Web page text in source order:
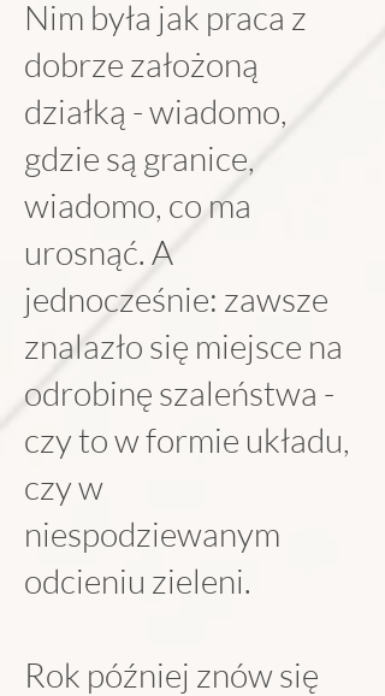
Nim była jak praca z
dobrze założoną
działką - wiadomo,
gdzie są granice,
wiadomo, co ma
urosnąć. A
jednocześnie: zawsze
znalazło się miejsce na
odrobinę szaleństwa -
czy to w formie układu,
czy w
niespodziewanym
odcieniu zieleni.
Rok później znów się